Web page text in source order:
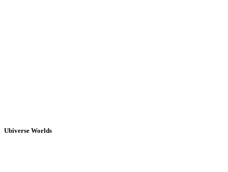
Ubiverse Worlds